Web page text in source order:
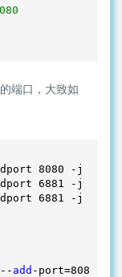
端口，大致如
8080 -j
6881
-j
6881
-j
-- add -port=8080